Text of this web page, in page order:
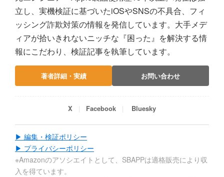
立し、実機検証に基づいたiOSやSNSの不具合、フィ
ッシング詐欺対策の情報を発信しています。大手メデ
ィアが拾いきれないニッチな『困った』を解決する情
報にこだわり、検証記事を執筆しています。
著者詳細・実績 お問い合わせ
X Facebook Bluesky
▶ 編集・検証ポリシー
▶ プライバシーポリシー
※Amazonのアソシエイトとして、SBAPPは適格販売により収
入を得ています。